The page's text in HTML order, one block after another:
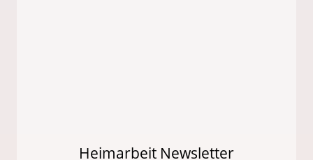
Heimarbeit Newsletter